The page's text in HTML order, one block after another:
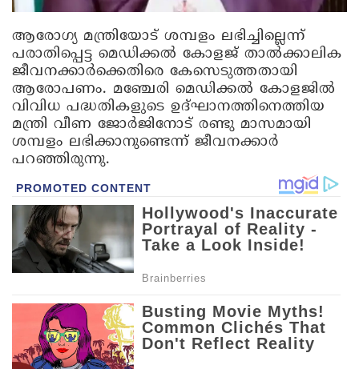
ആരോഗ്യ മന്ത്രിയോട് ശമ്പളം ലഭിച്ചില്ലെന്ന്
പരാതിപ്പെട്ട മെഡിക്കൽ കോളജ് താൽക്കാലിക
ജീവനക്കാർക്കെതിരെ കേസെടുത്തതായി
ആരോപണം. മഞ്ചേരി മെഡിക്കൽ കോളജിൽ
വിവിധ പദ്ധതികളുടെ ഉദ്ഘാനത്തിനെത്തിയ
മന്ത്രി വീണ ജോർജിനോട് രണ്ടു മാസമായി
ശമ്പളം ലഭിക്കാനുണ്ടെന്ന് ജീവനക്കാർ
പറഞ്ഞിരുന്നു.